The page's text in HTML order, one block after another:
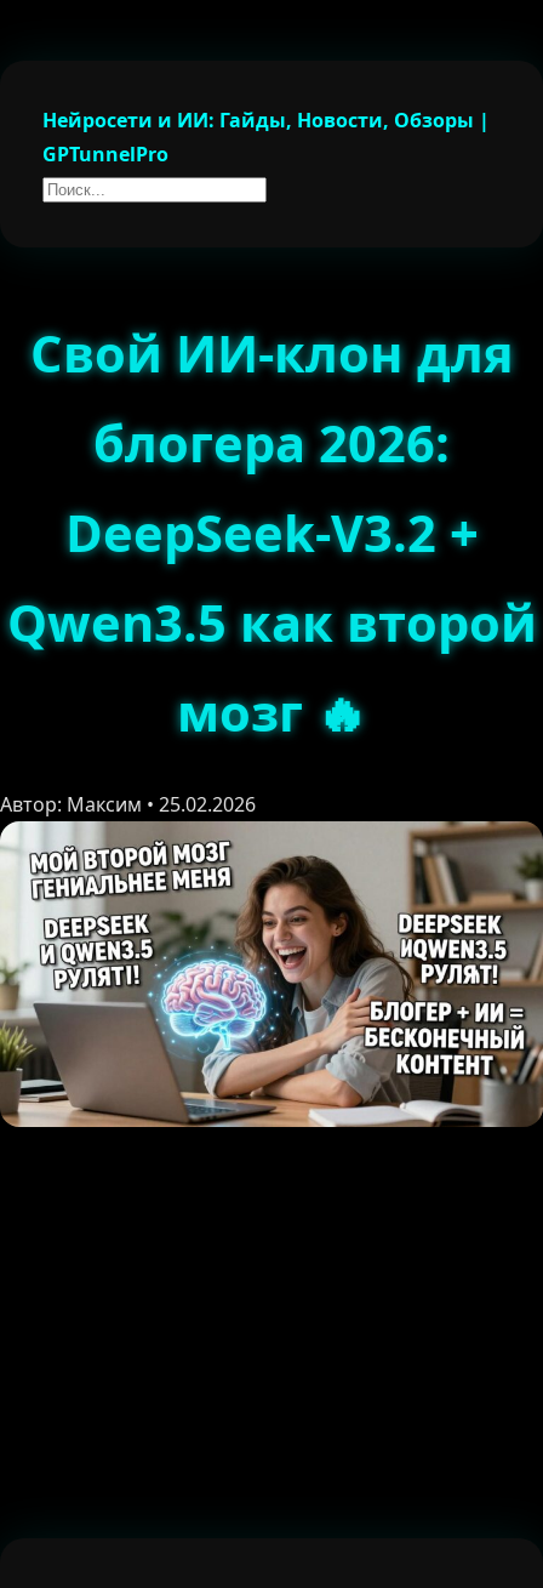
Нейросети и ИИ: Гайды, Новости, Обзоры |
GPTunnelPro
Свой ИИ-клон для
блогера 2026:
DeepSeek-V3.2 +
Qwen3.5 как второй
мозг 🔥
Автор: Максим • 25.02.2026